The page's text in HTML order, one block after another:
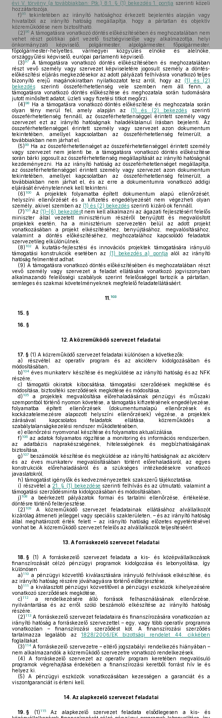
évi V. törvény (a továbbiakban: Ptk.) 8:1. § (1) bekezdés 1. pontja szerinti közeli
hozzátartozója,
f)95
tekintetében az irányító hatósághoz érkezett bejelentés alapján vagy
hivatalból az irányító hatóság megállapítja, hogy a pártatlan és objektív
közreműködése nem biztosítható.
(2)96 A támogatásra vonatkozó döntés előkészítésében és meghozatalában nem
vehet részt politikai párt vezető tisztségviselője vagy alkalmazottja, helyi
önkormányzati képviselő, polgármester, alpolgármester, főpolgármester,
főpolgármester-helyettes, vármegyei közgyűlés elnöke és alelnöke,
országgyűlési képviselő, európai parlamenti képviselő.
(3)97
A támogatásra vonatkozó döntés előkészítésében és meghozatalában
részt vevő személy vagy szervezet képviseletére jogosult személy a döntés-
előkészítési eljárás megkezdésekor az adott pályázati felhívásra vonatkozó teljes
bizonyító erejű magánokiratban nyilatkozatot tesz arról, hogy az (1) és (2)
bekezdés szerinti összeférhetetlenség vele szemben nem áll fenn, a
támogatásra vonatkozó döntés előkészítése és meghozatala során tudomására
jutott minősített adatot, üzleti vagy fizetési titkot megőrzi.
(4)98
Ha a támogatásra vonatkozó döntés előkészítése és meghozatala során
olyan tény merül fel, amely alapján az (1) és (2) bekezdés szerinti
összeférhetetlenség fennáll, az összeférhetetlenséggel érintett személy vagy
szervezet ezt az irányító hatóságnak haladéktalanul írásban bejelenti. Az
összeférhetetlenséggel érintett személy vagy szervezet azon dokumentum
tekintetében, amellyel kapcsolatban az összeférhetetlenség felmerült, a
továbbiakban nem járhat el.
(5)99 Ha az összeférhetetlenséget az összeférhetetlenséggel érintett személy
vagy szervezet nem jelenti be, a támogatásra vonatkozó döntés előkészítése
során bárki jogosult az összeférhetetlenség megállapítását az irányító hatóságnál
kezdeményezni. Ha az irányító hatóság az összeférhetetlenséget megállapítja,
az összeférhetetlenséggel érintett személy vagy szervezet azon dokumentum
tekintetében, amellyel kapcsolatban az összeférhetetlenség felmerült, a
továbbiakban nem járhat el, és az erre a dokumentumra vonatkozó addigi
eljárását érvénytelennek kell tekinteni.
(6) 100
A projektek folyamatba épített dokumentum alapú ellenőrzését,
helyszíni ellenőrzését és a kifizetés engedélyezését nem végezheti olyan
személy, akivel szemben az (1) és (2) bekezdés szerinti kizáró ok fennáll.
(7) 101 Az (1)–(6) bekezdést nem kell alkalmazni az ágazati fejlesztésért felelős
miniszter által vezetett minisztérium részéről benyújtott és megvalósított
projektek esetén, ha a minisztérium szervezetén belül az adott projekt
vonatkozásában a projekt elkészítéséhez, benyújtásához, megvalósításához,
valamint a döntés előkészítéséhez, meghozatalához kapcsolódó feladatok
szervezetileg elkülönülnek.
(8) 102
A kutatás-fejlesztési és innovációs projektek támogatására irányuló
támogatási konstrukciók esetében az
(1) bekezdés a) pontja alól az irányító
hatóság felmentést adhat.
(9) A támogatásra vonatkozó döntés előkészítésében és meghozatalában részt
vevő személy vagy szervezet a feladat ellátására vonatkozó jogviszonyban
alkalmazandó felelősségi szabályok szerint felelősséggel tartozik a pártatlan,
semleges és szakmai követelményeknek megfelelő feladatellátásáért.
11.103
15. §
16. §
12. A közreműködő szervezet feladatai
17. § (1) A közreműködő szervezet feladatai különösen a következők:
a) részvétel az operatív program és az akcióterv kidolgozásában és
módosításában,
b) 104 éves munkaterv készítése és megküldése az irányító hatóság és az NFK
részére,
c) támogatói okiratok kibocsátása, támogatási szerződések megkötése és
módosítása, biztosítéki szerződések megkötése és módosítása,
d) 105
a projektek megvalósítása előrehaladásának pénzügyi és műszaki
szempontból történő nyomon követése, a támogatás kifizetésének engedélyezése,
folyamatba épített ellenőrzések (dokumentumalapú ellenőrzések és
kockázatelemezésre alapozott helyszíni ellenőrzések) végzése, a projektek
zárásával kapcsolatos feladatok ellátása, közreműködés a
szabálytalanságkezelési rendszer működtetésében,
e) ellenőrzési nyomvonal készítése és folyamatos aktualizálása,
f) 106 az adatok folyamatos rögzítése a monitoring és információs rendszerben,
az adatbázis naprakészségének, hitelességének és megbízhatóságának
biztosítása,
g) 107 beszámolók készítése és megküldése az irányító hatóságnak az akcióterv
és az éves munkaterv megvalósításában történt előrehaladásról, az egyes
konstrukciók előrehaladásáról és a szükséges intézkedésekre vonatkozó
javaslatokról,
h) támogatást igénylők és kedvezményezettek szakszerű tájékoztatása,
i) részvétel a 21. § (1) bekezdése szerinti felhívás és az útmutató, valamint a
támogatási szerződésminta kidolgozásában és módosításában,
j) 108
a beérkezett pályázatok formai és tartalmi ellenőrzése, értékelése,
döntésre történő felterjesztése.
(2) 109
A közreműködő szervezet feladatainak ellátásához alvállalkozót
kizárólag átmeneti jelleggel vagy speciális szakterületen, – és az irányító hatóság
által meghatározott érték felett – az irányító hatóság előzetes egyetértésével
vonhat be. A közreműködő szervezet felelős az alvállalkozók teljesítéséért.
13. A forráskezelő szervezet feladatai
18. § (1)
A forráskezelő szervezet feladata a kis- és középvállalkozások
finanszírozását célzó pénzügyi programok kidolgozása és lebonyolítása, így
különösen
a) 110 a pénzügyi közvetítő kiválasztására irányuló felhívások elkészítése, és
az irányító hatóság részére jóváhagyásra történő előterjesztése,
b) 111 a kiválasztott pénzügyi közvetítővel a pénzügyi eszközök kihelyezésére
vonatkozó szerződések megkötése,
c) 112
a rendelkezésére álló források felhasználásának ellenőrzése,
nyilvántartása és az erről szóló beszámoló elkészítése az irányító hatóság
részére.
(2) 113 A forráskezelő szervezet feladataira és finanszírozására vonatkozóan az
irányító hatóság a forráskezelő szervezettel – egy, vagy több operatív programra
vonatkozóan – finanszírozási szerződést köt. A finanszírozási szerződés
tartalmazza legalább az 1828/2006/EK bizottsági rendelet 44. cikkében
foglaltakat.
(3) 114 A forráskezelő szervezetre – eltérő jogszabályi rendelkezés hiányában –
nem alkalmazandók a közreműködő szervezetre vonatkozó rendelkezések.
(4) A forráskezelő szervezet az operatív program keretében megvalósuló
programok végrehajtása érdekében a finanszírozási keretből forrást hív le és
helyez ki.
(5) A pénzügyi eszközök vonatkozásában kezességen a garanciát és a
viszontgaranciát is érteni kell.
14. Az alapkezelő szervezet feladatai
19. § (1) 115Az alapkezelő szervezet feladata elsődlegesen a kis- és